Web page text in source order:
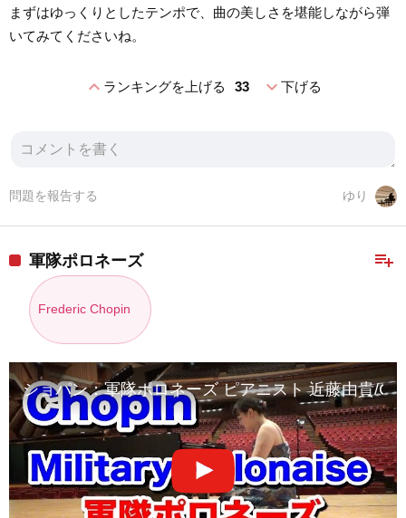
まずはゆっくりとしたテンポで、曲の美しさを堪能しながら弾
いてみてくださいね。
expand_lessランキングを上げる 33 expand_more下げる
ゆり
問題を報告する
playlist_add
軍隊ポロネーズ
Frederic Chopin
ショパン：軍隊ポロネーズ ピアニスト 近藤由貴/